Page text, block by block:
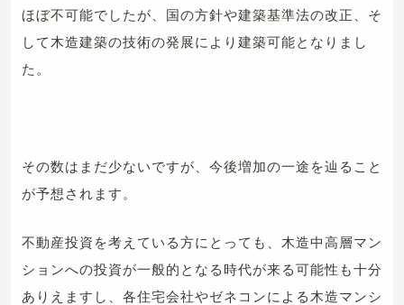
ほぼ不可能でしたが、国の方針や建築基準法の改正、そ
して木造建築の技術の発展により建築可能となりまし
た。
その数はまだ少ないですが、今後増加の一途を辿ること
が予想されます。
不動産投資を考えている方にとっても、木造中高層マン
ションへの投資が一般的となる時代が来る可能性も十分
ありえますし、各住宅会社やゼネコンによる木造マンシ